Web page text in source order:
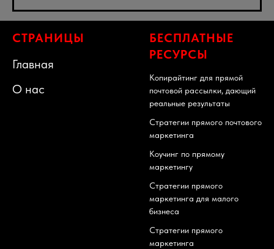
СТРАНИЦЫ
Главная
О нас
БЕСПЛАТНЫЕ
РЕСУРСЫ
Копирайтинг для прямой
почтовой рассылки, дающий
реальные результаты
Стратегии прямого почтового
маркетинга
Коучинг по прямому
маркетингу
Стратегии прямого
маркетинга для малого
бизнеса
Стратегии прямого
маркетинга